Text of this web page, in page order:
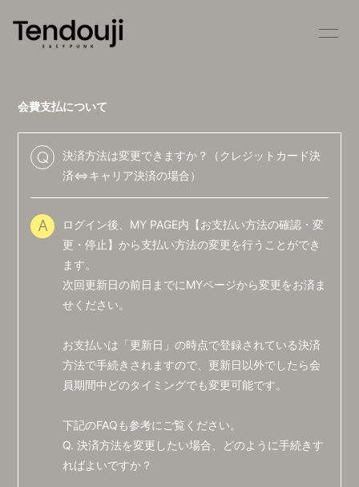
SCHEDULE
VIDEO DISCOGRAPHY
BLOG MOVIE
RADIO
会員登録 ログイン
会費支払について
Q
決済方法は変更できますか？（クレジットカード決
済⇔キャリア決済の場合）
A
ログイン後、MY PAGE内【お支払い方法の確認・変
更・停止】から支払い方法の変更を行うことができ
ます。
次回更新日の前日までにMYページから変更をお済ま
せください。
お支払いは「更新日」の時点で登録されている決済
方法で手続きされますので、更新日以外でしたら会
員期間中どのタイミングでも変更可能です。
下記のFAQも参考にご覧ください。
Q. 決済方法を変更したい場合、どのように手続きす
ればよいですか？